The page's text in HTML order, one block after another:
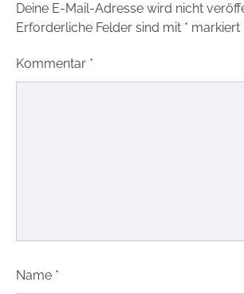
Deine E-Mail-Adresse wird nicht
Erforderliche Felder sind mit * markiert
Kommentar *
Name *